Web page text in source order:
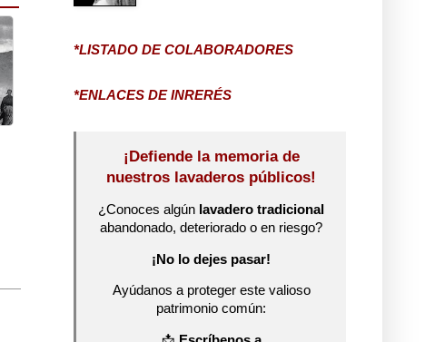
*LISTADO DE COLABORADORES
*ENLACES DE INRERÉS
¡Defiende la memoria de
nuestros lavaderos públicos!
¿Conoces algún lavadero tradicional
abandonado, deteriorado o en riesgo?
¡No lo dejes pasar!
Ayúdanos a proteger este valioso
patrimonio común: